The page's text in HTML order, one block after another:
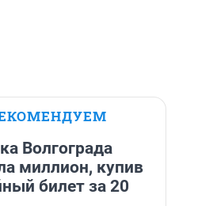
Волгограда
миллион, купив
билет за 20